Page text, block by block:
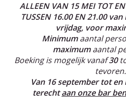
ALLEEN VAN 15 MEI TOT
TUSSEN 16.00 EN 21.00
vrijdag, voor
Minimumaantal
maximumaantal
Boeking is mogelijk vanaf30
tevoren.
Van 16 september tot en
terechtaan onze bar